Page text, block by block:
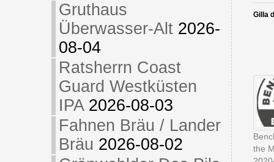
Gruthaus
Überwasser-Alt 2026-
08-04
Ratsherrn Coast
Guard Westküsten
IPA 2026-08-03
Fahnen Bräu / Lander
Bräu 2026-08-02
Gilla
the